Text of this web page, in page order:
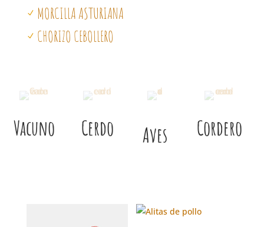
N MORCILLA ASTURIANA
N CHORIZO CEBOLLERO
Vacuno Cerdo Aves Cordero